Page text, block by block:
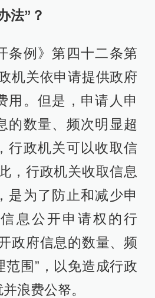
法”？
条例》第四十二条第
机关依申请提供政府
用。但是，申请人申
的数量、频次明显超
行政机关可以收取信
，行政机关收取信息
是为了防止和减少申
息公开申请权的行
政府信息的数量、频
范围”，以免造成行政
浪费公帑。